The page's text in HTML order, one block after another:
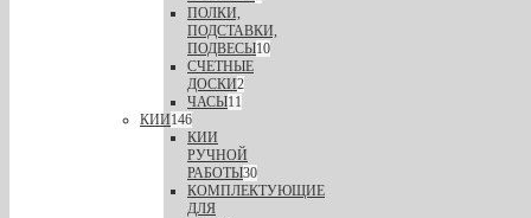
ПОЛКИ,
ПОДСТАВКИ,
ПОДВЕСЫ10
СЧЕТНЫЕ
ДОСКИ2
ЧАСЫ11
КИИ146
КИИ
РУЧНОЙ
РАБОТЫ30
КОМПЛЕКТУЮЩИЕ
ДЛЯ